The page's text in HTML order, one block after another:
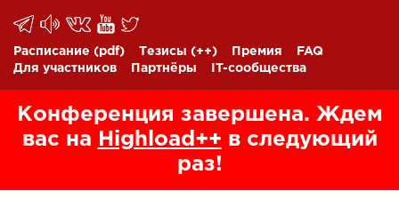
Расписание (pdf) Тезисы (++) Премия
FAQ
Для участников
Партнёры IT-сообщества
Конференция завершена. Ждем
вас на Highload++ в следующий
раз!